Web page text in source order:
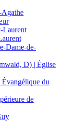
Laurent
Dame-de-
D) | Église
du
de